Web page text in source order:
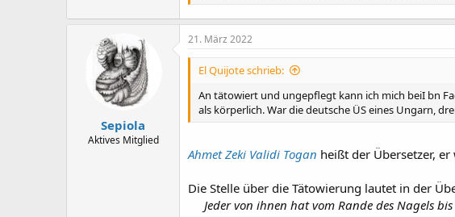
Sepiola
Aktives Mitglied
21. März 2022
El Quijote schrieb:
An tätowiert und ungepflegt kann ich mich beiI bn
als körperlich. War die deutsche ÜS eines Ungarn,
Ahmet Zeki Validi Togan heißt der Übersetzer,
Die Stelle über die Tätowierung lautet in der
Jeder von ihnen hat vom Rande des Nagels